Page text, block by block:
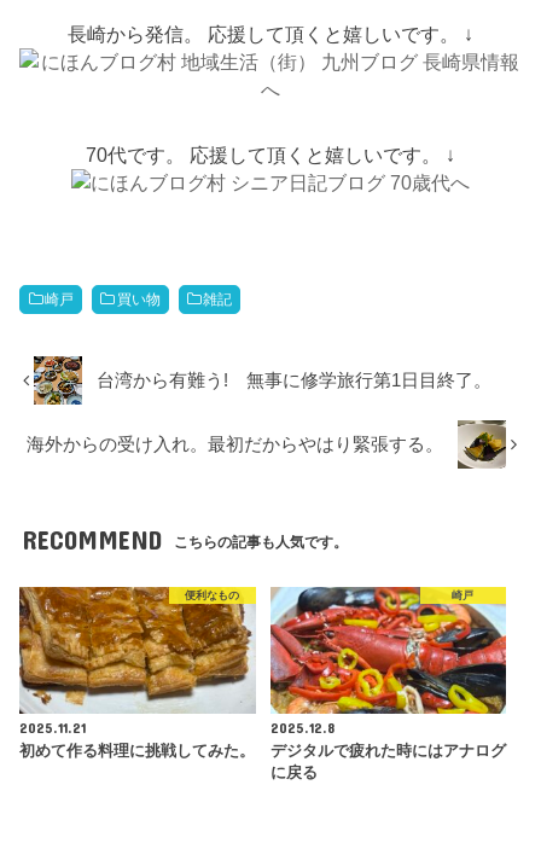
長崎から発信。 応援して頂くと嬉しいです。 ↓
70代です。 応援して頂くと嬉しいです。 ↓
崎戸 買い物 雑記
台湾から有難う! 無事に修学旅行第1日目終了。
海外からの受け入れ。最初だからやはり緊張する。
RECOMMEND こちらの記事も人気です。
便利なもの
2025.11.21
初めて作る料理に挑戦してみた。
崎戸
2025.12.8
デジタルで疲れた時にはアナログ
に戻る